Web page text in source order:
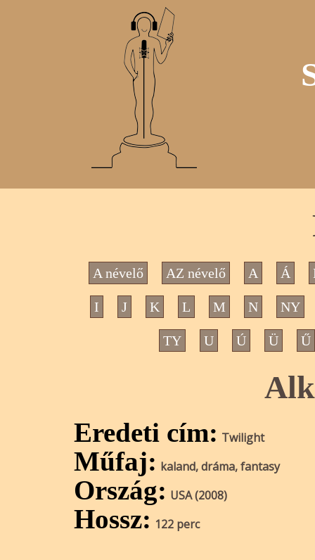
A névelő AZ névelő A Á
I J K L M N NY
TY U Ú Ü Ű
Eredeti cím: Twilight
Műfaj: kaland, dráma, fantasy
Ország: USA (2008)
Hossz: 122 perc